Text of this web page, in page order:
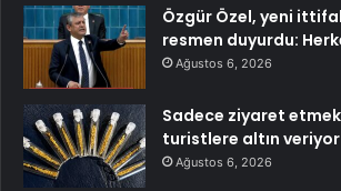
Özgür Özel, yeni
resmen duyurdu:
Ağustos 6, 2026
Sadece ziyaret
turistlere altın veriyor
Ağustos 6, 2026